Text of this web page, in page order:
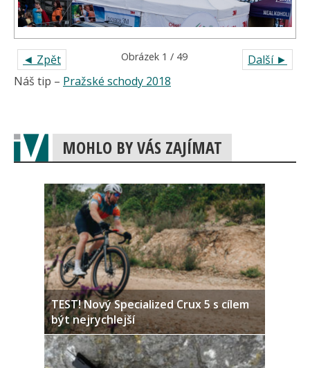
◄ Zpět Další ►
Obrázek 1 / 49
Náš tip – Pražské schody 2018
MOHLO BY VÁS ZAJÍMAT
TEST! Nový Specialized Crux 5 s cílem
být nejrychlejší